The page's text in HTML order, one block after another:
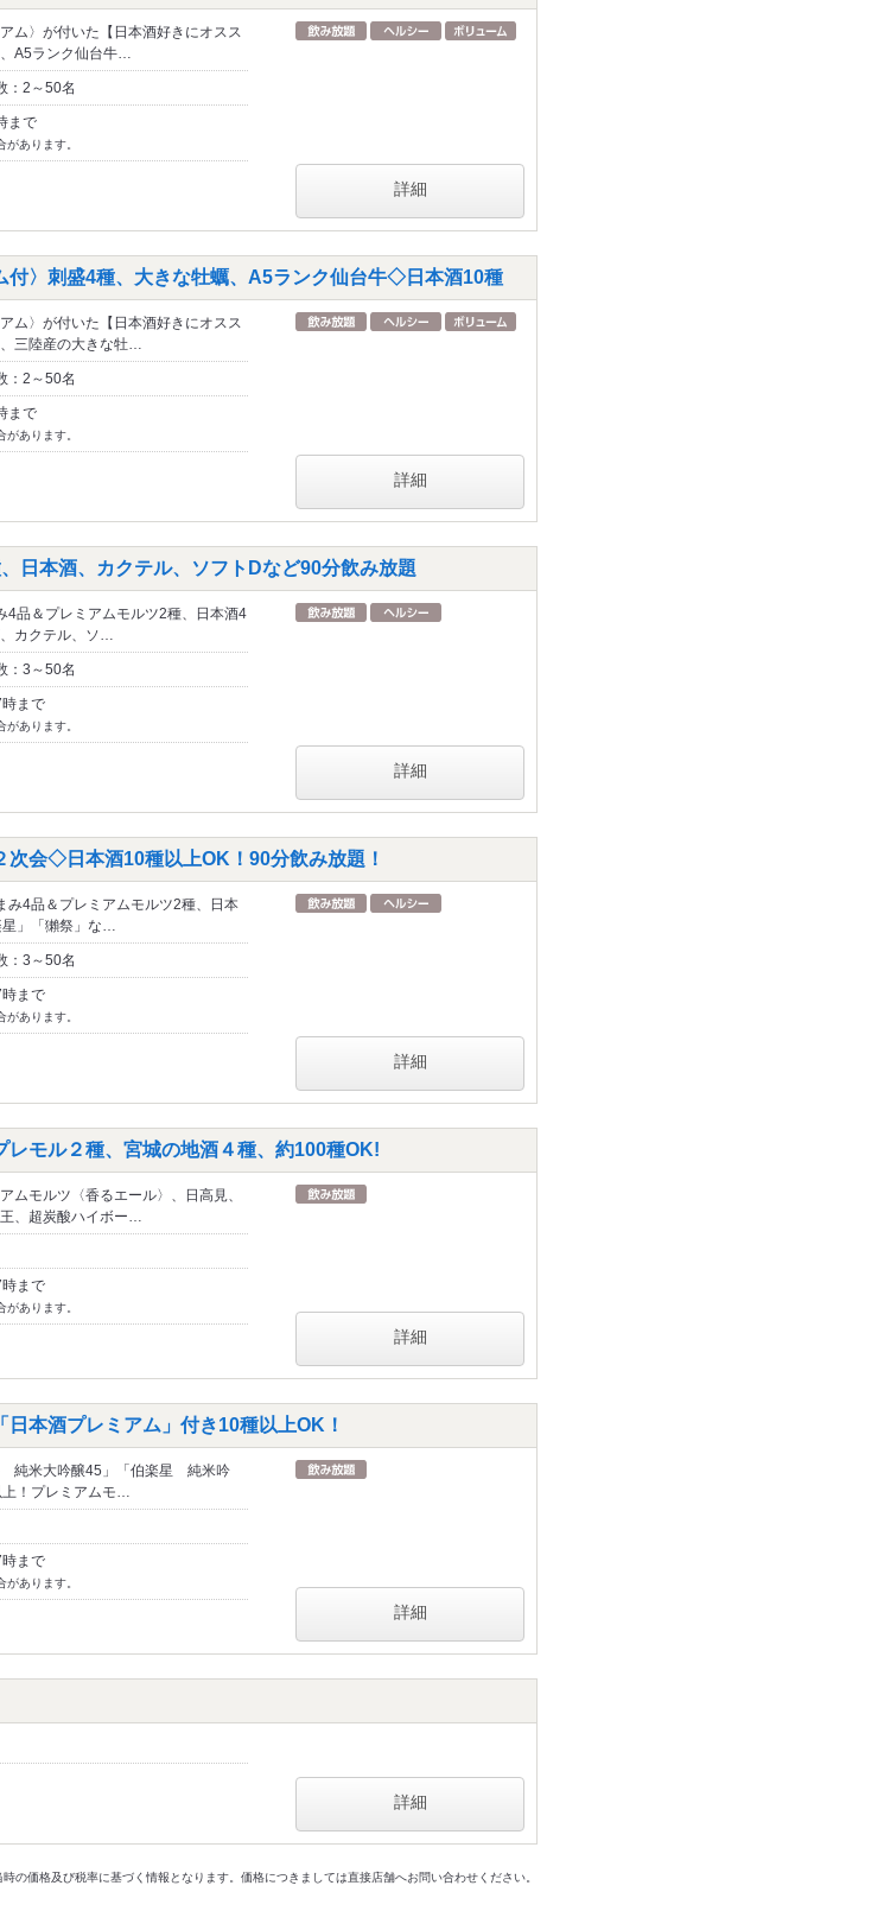
ム〉が付いた【日本酒好きにオスス
A5ランク仙台牛…
：2～50名
まで
あります。
詳細
付〉刺盛4種、大きな牡蠣、A5ランク仙台牛◇日本酒10種
ム〉が付いた【日本酒好きにオスス
三陸産の大きな牡…
：2～50名
まで
あります。
詳細
日本酒、カクテル、ソフトDなど90分飲み放題
4品＆プレミアムモルツ2種、日本酒4
カクテル、ソ…
：3～50名
まで
あります。
詳細
次会◇日本酒10種以上OK！90分飲み放題！
み4品＆プレミアムモルツ2種、日本
星」「獺祭」な…
：3～50名
まで
あります。
詳細
モル２種、宮城の地酒４種、約100種OK!
ムモルツ〈香るエール〉、日高見、
、超炭酸ハイボー…
まで
あります。
詳細
本酒プレミアム」付き10種以上OK！
純米大吟醸45」「伯楽星 純米吟
！プレミアムモ…
まで
あります。
詳細
詳細
の価格及び税率に基づく情報となります。価格につきましては直接店舗へお問い合わせください。